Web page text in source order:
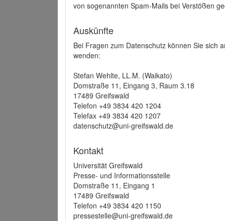
von sogenannten Spam-Mails bei Verstößen
Auskünfte
Bei Fragen zum Datenschutz können Sie sich
wenden:
Stefan Wehlte, LL.M. (Waikato)
Domstraße 11, Eingang 3, Raum 3.18
17489 Greifswald
Telefon +49 3834 420 1204
Telefax +49 3834 420 1207
datenschutz@uni-greifswald.de
Kontakt
Universität Greifswald
Presse- und Informationsstelle
Domstraße 11, Eingang 1
17489 Greifswald
Telefon +49 3834 420 1150
pressestelle@uni-greifswald.de